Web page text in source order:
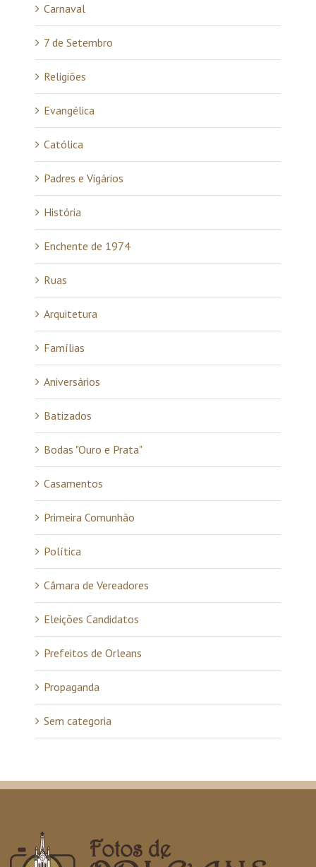
Carnaval
7 de Setembro
Religiões
Evangélica
Católica
Padres e Vigários
História
Enchente de 1974
Ruas
Arquitetura
Famílias
Aniversários
Batizados
Bodas "Ouro e Prata"
Casamentos
Primeira Comunhão
Política
Câmara de Vereadores
Eleições Candidatos
Prefeitos de Orleans
Propaganda
Sem categoria